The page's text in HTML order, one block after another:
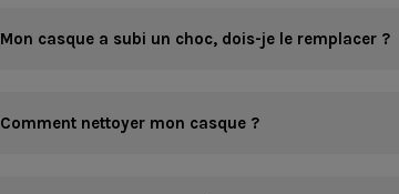
Mon casque a subi un choc, dois-je le remplacer ?
Comment nettoyer mon casque ?